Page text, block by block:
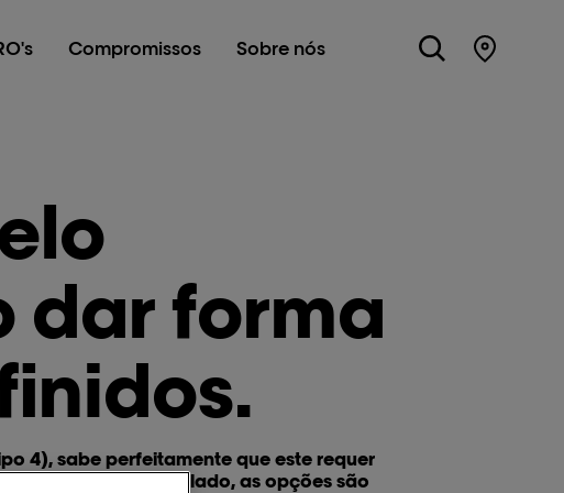
Compromissos Sobre nós Store
dar forma
4), sabe perfeitamente que este requer
cabelo encaracolado, as opções são